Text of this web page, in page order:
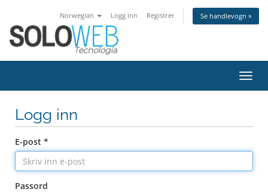
Norwegian Logg inn Registrer Se handlevogn »
Bytt
Logg inn
E-post *
Passord